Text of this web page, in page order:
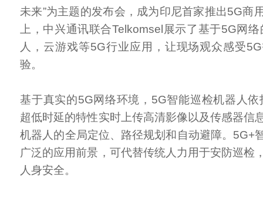
未来”为主题的发布会，成为印尼首家推出5G商
上，中兴通讯联合Telkomsel展示了基于5G网
人，云游戏等5G行业应用，让现场观众感受
验。
基于真实的5G网络环境，5G智能巡检机器人
超低时延的特性实时上传高清影像以及传感器信
机器人的全局定位、路径规划和自动避障。5G+
广泛的应用前景，可代替传统人力用于安防巡检
人身安全。